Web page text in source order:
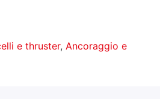
e thruster, Ancoraggio e